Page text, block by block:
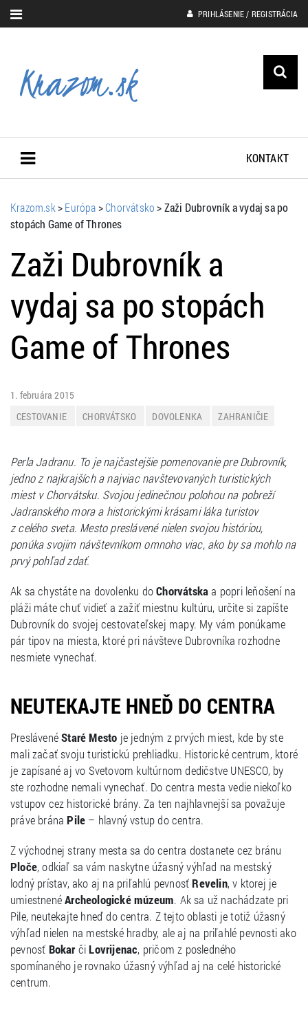
PRIHLÁSENIE / REGISTRÁCIA
KONTAKT
Krazom.sk>Európa>Chorvátsko>Zaži Dubrovník a vydaj sa po
stopách Game of Thrones
Zaži Dubrovník a
vydaj sa po stopách
Game of Thrones
1. februára 2015
CESTOVANIE
CHORVÁTSKO DOVOLENKA ZAHRANIČIE
Perla Jadranu. To je najčastejšie pomenovanie pre Dubrovník,
jedno z najkrajších a najviac navštevovaných turistických
miest v Chorvátsku. Svojou jedinečnou polohou na pobreží
Jadranského mora a historickými krásami láka turistov
z celého sveta. Mesto preslávené nielen svojou históriou,
ponúka svojim návštevníkom omnoho viac, ako by sa mohlo na
prvý pohľad zdať.
Ak sa chystáte na dovolenku doChorvátskaa popri leňošení na
pláži máte chuť vidieť a zažiť miestnu kultúru, určite si zapíšte
Dubrovník do svojej cestovateľskej mapy. My vám ponúkame
pár tipov na miesta, ktoré pri návšteve Dubrovníka rozhodne
nesmiete vynechať.
NEUTEKAJTE HNEĎ DO CENTRA
PreslávenéStaré Mesto je jedným z prvých miest, kde by ste
mali začať svoju turistickú prehliadku. Historické centrum, ktoré
je zapísané aj vo Svetovom kultúrnom dedičstve UNESCO, by
ste rozhodne nemali vynechať. Do centra mesta vedie niekoľko
vstupov cez historické brány. Za ten najhlavnejší sa považuje
práve brána Pile – hlavný vstup do centra.
Z východnej strany mesta sa do centra dostanete cez bránu
Ploče, odkiaľ sa vám naskytne úžasný výhľad na mestský
lodný prístav, ako aj na priľahlú pevnosť Revelin, v ktorej je
umiestnenéArcheologické múzeum. Ak sa už nachádzate pri
Pile, neutekajte hneď do centra. Z tejto oblasti je totiž úžasný
výhľad nielen na mestské hradby, ale aj na priľahlé pevnosti ako
pevnosť Bokarči Lovrijenac, pričom z posledného
spomínaného je rovnako úžasný výhľad aj na celé historické
centrum.